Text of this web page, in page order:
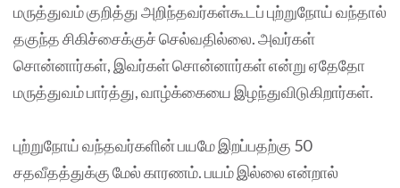
மருத்துவம் குறித்து அறிந்தவர்கள்கூடப் புற்றுநோய் வந்தால்
தகுந்த சிகிச்சைக்குச் செல்வதில்லை. அவர்கள்
சொன்னார்கள், இவர்கள் சொன்னார்கள் என்று ஏதேதோ
மருத்துவம் பார்த்து, வாழ்க்கையை இழந்துவிடுகிறார்கள்.
புற்றுநோய் வந்தவர்களின் பயமே இறப்பதற்கு 50
சதவீதத்துக்கு மேல் காரணம். பயம் இல்லை என்றால்